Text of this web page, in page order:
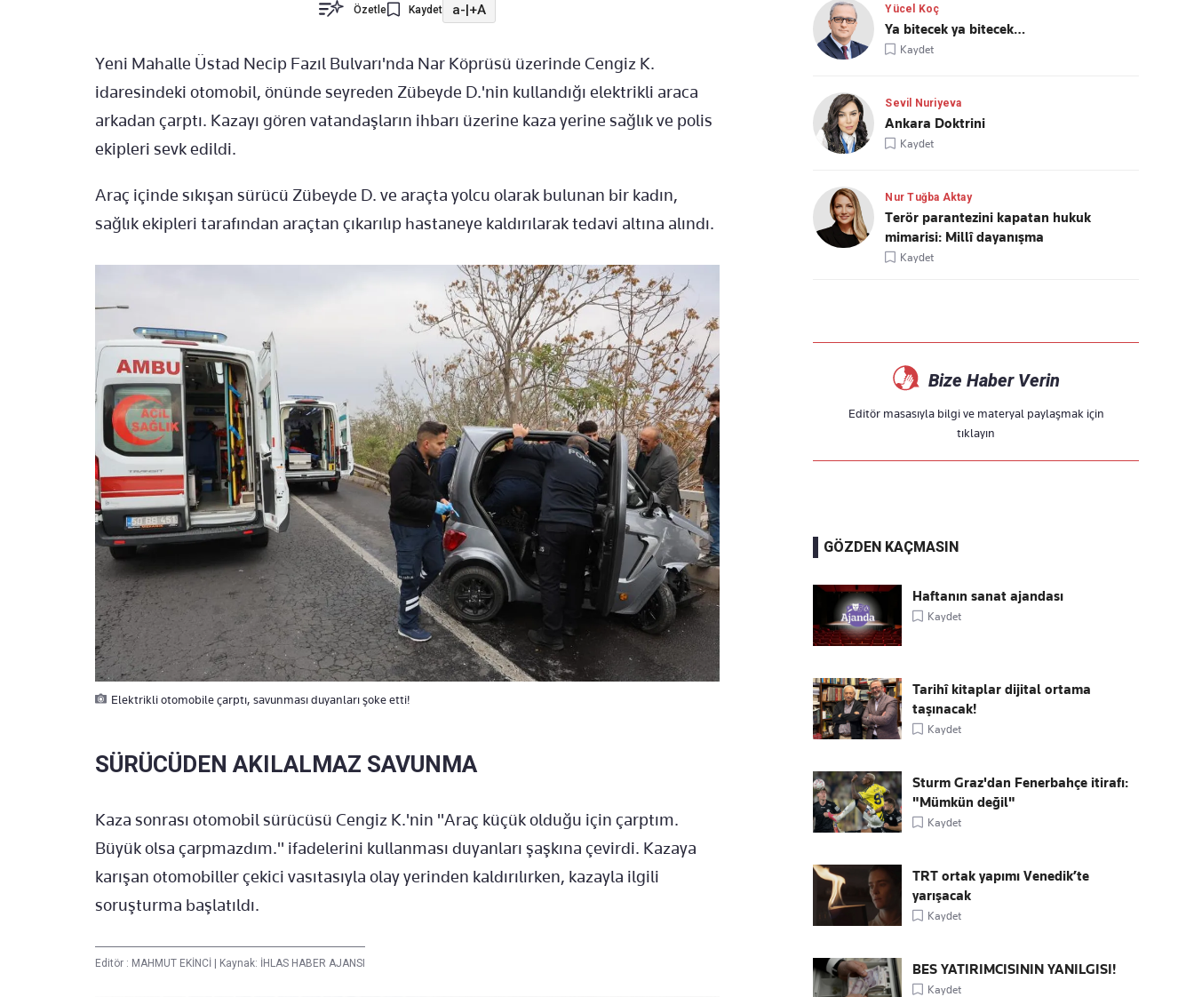
Özetle Kaydet a-|+A
Yeni Mahalle Üstad Necip Fazıl Bulvarı'nda Nar Köprüsü üzerinde Cengiz K.
idaresindeki otomobil, önünde seyreden Zübeyde D.'nin kullandığı elektrikli araca
arkadan çarptı. Kazayı gören vatandaşların ihbarı üzerine kaza yerine sağlık ve polis
ekipleri sevk edildi.
Araç içinde sıkışan sürücü Zübeyde D. ve araçta yolcu olarak bulunan bir kadın,
sağlık ekipleri tarafından araçtan çıkarılıp hastaneye kaldırılarak tedavi altına alındı.
Elektrikli otomobile çarptı, savunması duyanları şoke etti!
SÜRÜCÜDEN AKILALMAZ SAVUNMA
Kaza sonrası otomobil sürücüsü Cengiz K.'nin "Araç küçük olduğu için çarptım.
Büyük olsa çarpmazdım." ifadelerini kullanması duyanları şaşkına çevirdi. Kazaya
karışan otomobiller çekici vasıtasıyla olay yerinden kaldırılırken, kazayla ilgili
soruşturma başlatıldı.
Editör : MAHMUT EKİNCİ Kaynak: İHLAS HABER AJANSI
Yücel Koç
Ya bitecek ya bitecek…
Kaydet
Sevil Nuriyeva
Ankara Doktrini
Kaydet
Nur Tuğba Aktay
Terör parantezini kapatan hukuk
mimarisi: Millî dayanışma
Kaydet
Bize Haber Verin
Editör masasıyla bilgi ve materyal paylaşmak için
tıklayın
GÖZDEN KAÇMASIN
Haftanın sanat ajandası
Kaydet
Tarihî kitaplar dijital ortama
taşınacak!
Kaydet
Sturm Graz'dan Fenerbahçe itirafı:
"Mümkün değil"
Kaydet
TRT ortak yapımı Venedik’te
yarışacak
Kaydet
BES YATIRIMCISININ YANILGISI!
Kaydet